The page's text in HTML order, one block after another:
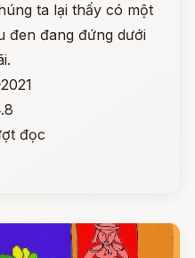
ta lại thấy có một
đen đang đứng dưới
đọc